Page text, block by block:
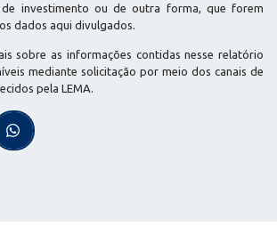
de investimento ou de outra forma, que forem
dados aqui divulgados.
sobre as informações contidas nesse relatório
mediante solicitação por meio dos canais de
pela LEMA.